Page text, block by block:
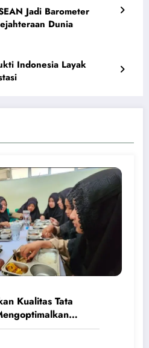
Jadi Barometer
Dunia
Indonesia Layak
Kualitas Tata